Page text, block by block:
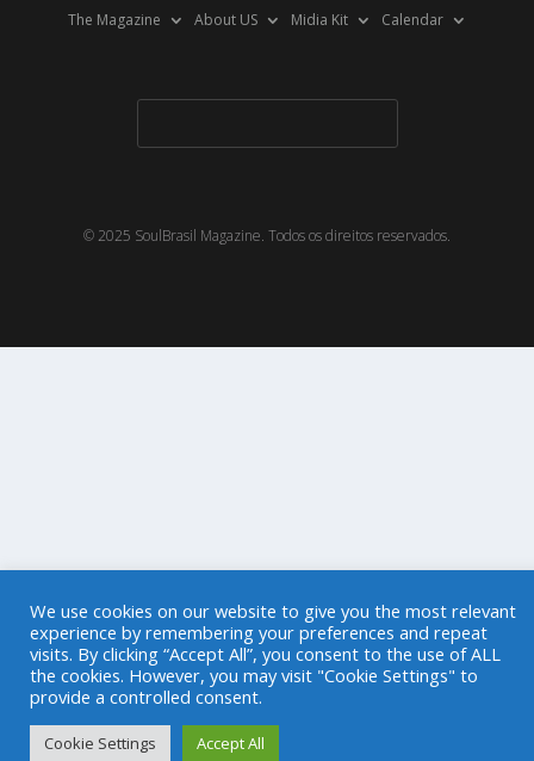
The Magazine About US Midia Kit Calendar
© 2025 SoulBrasil Magazine. Todos os direitos reservados.
We use cookies on our website to give you the most relevant
experience by remembering your preferences and repeat
visits. By clicking “Accept All”, you consent to the use of ALL
the cookies. However, you may visit "Cookie Settings" to
provide a controlled consent.
Cookie Settings Accept All